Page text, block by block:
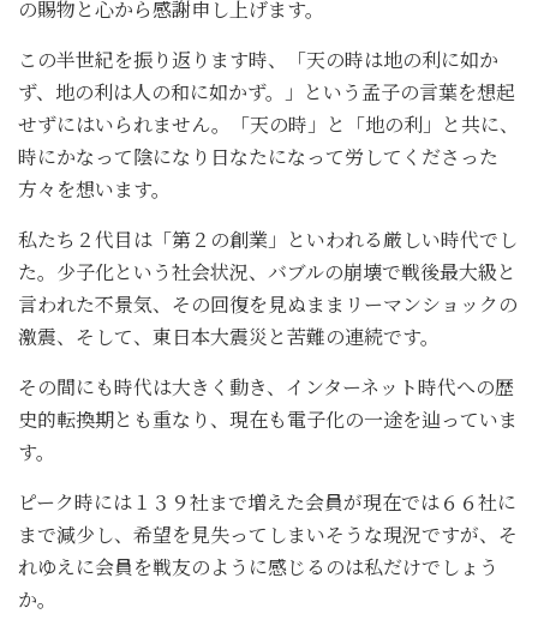
の賜物と心から感謝申し上げます。
この半世紀を振り返ります時、「天の時は地の利に如か
ず、地の利は人の和に如かず。」という孟子の言葉を想起
せずにはいられません。「天の時」と「地の利」と共に、
時にかなって陰になり日なたになって労してくださった
方々を想います。
私たち２代目は「第２の創業」といわれる厳しい時代でし
た。少子化という社会状況、バブルの崩壊で戦後最大級と
言われた不景気、その回復を見ぬままリーマンショックの
激震、そして、東日本大震災と苦難の連続です。
その間にも時代は大きく動き、インターネット時代への歴
史的転換期とも重なり、現在も電子化の一途を辿っていま
す。
ピーク時には１３９社まで増えた会員が現在では６６社に
まで減少し、希望を見失ってしまいそうな現況ですが、そ
れゆえに会員を戦友のように感じるのは私だけでしょう
か。